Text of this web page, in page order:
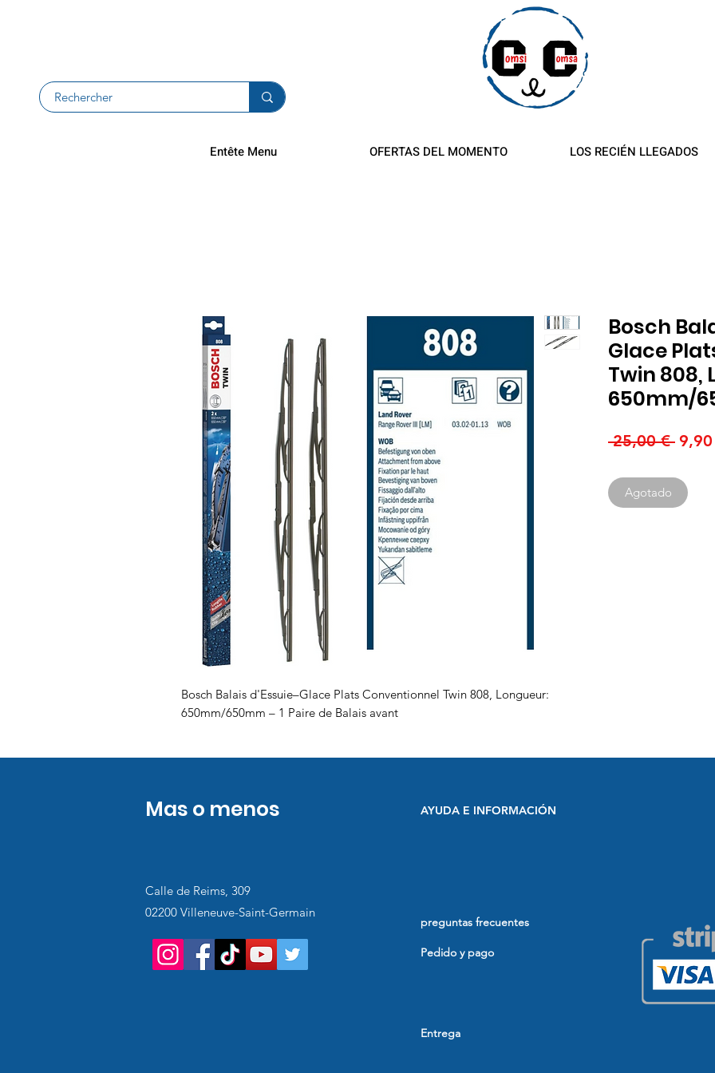
Entête Menu OFERTAS DEL MOMENTO LOS RECIÉN LLEGADOS
Bosch Balais d'Essuie–Glace Plats Conventionnel Twin 808, Longueur:
650mm/650mm – 1 Paire de Balais avant
Bosch
Glace
Twin 808,
650mm/
25,00 €
Agotado
Mas o menos AYUDA E INFORMACIÓN
Calle de Reims, 309
02200 Villeneuve-Saint-Germain
preguntas frecuentes
Pedido y pago
Entrega